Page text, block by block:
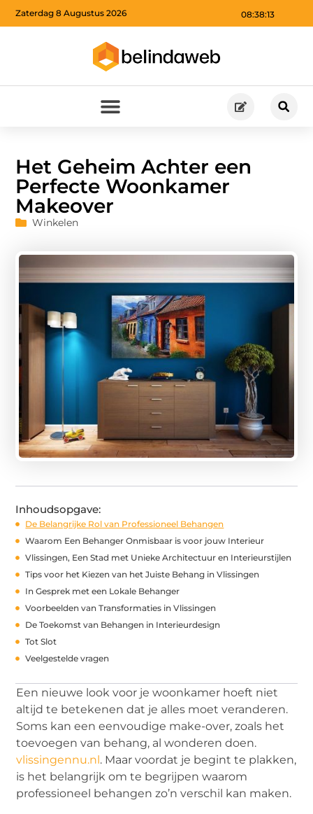
08:38:14
Zaterdag 8 Augustus 2026
Het Geheim Achter een
Perfecte Woonkamer
Makeover
Winkelen
Inhoudsopgave:
De Belangrijke Rol van Professioneel Behangen
Waarom Een Behanger Onmisbaar is voor jouw Interieur
Vlissingen, Een Stad met Unieke Architectuur en Interieurstijlen
Tips voor het Kiezen van het Juiste Behang in Vlissingen
In Gesprek met een Lokale Behanger
Voorbeelden van Transformaties in Vlissingen
De Toekomst van Behangen in Interieurdesign
Tot Slot
Veelgestelde vragen
Een nieuwe look voor je woonkamer hoeft niet
altijd te betekenen dat je alles moet veranderen.
Soms kan een eenvoudige make-over, zoals het
toevoegen van behang, al wonderen doen.
vlissingennu.nl. Maar voordat je begint te plakken,
is het belangrijk om te begrijpen waarom
professioneel behangen zo’n verschil kan maken.